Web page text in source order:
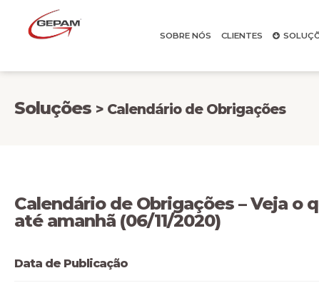
SOBRE NÓS CLIENTES
Soluções > Calendário de Obrigações
Calendário de Obrigações – Veja o
até amanhã (06/11/2020)
Data de Publicação